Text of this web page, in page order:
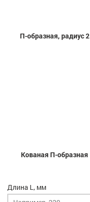
П-образная, радиус 2
Кованая П-образная
Длина L, мм